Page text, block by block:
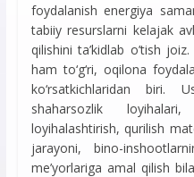
foydalanish energiya
tabiiy resurslarni kelajak
qilishini ta’kidlab o’tish
ham to‘g‘ri, oqilona
ko‘rsatkichlaridan biri.
shaharsozlik
loyihalashtirish, qurilish
jarayoni, bino-
me’yorlariga amal qilish